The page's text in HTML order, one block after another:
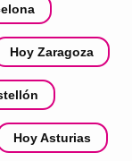
Hoy Zaragoza
Hoy Asturias